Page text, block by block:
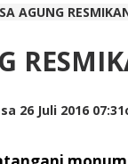
AGUNG
26 Juli 2016 07:31